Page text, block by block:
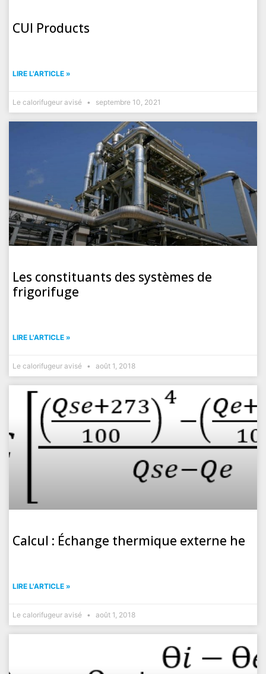
CUI Products
LIRE L'ARTICLE »
Le calorifugeur avisé septembre 10, 2021
Les constituants des systèmes de
frigorifuge
LIRE L'ARTICLE »
Le calorifugeur avisé août 1, 2018
Calcul : Échange thermique externe he
LIRE L'ARTICLE »
Le calorifugeur avisé août 1, 2018